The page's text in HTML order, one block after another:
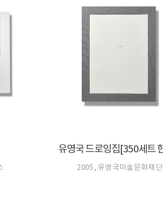
2005, 유영국미술문화재단